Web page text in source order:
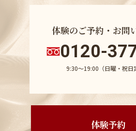
体験のご予約・お問
0120-
9:30〜19:00（日曜・祝日
体験予約